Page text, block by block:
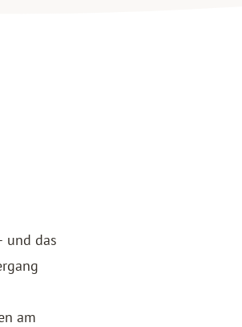
und das
am